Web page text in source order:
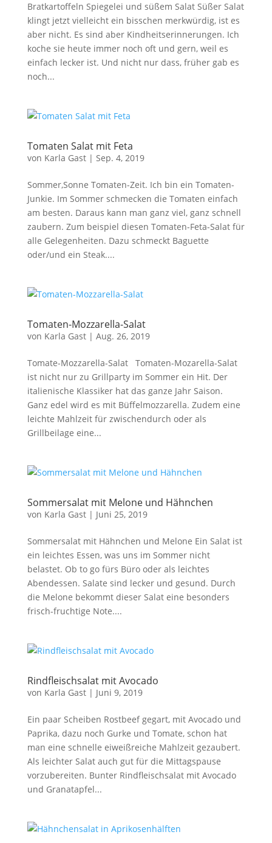
Bratkartoffeln Spiegelei und süßem Salat Süßer Salat
klingt jetzt vielleicht ein bisschen merkwürdig, ist es
aber nicht. Es sind aber Kindheitserinnerungen. Ich
koche sie heute immer noch oft und gern, weil es
einfach lecker ist. Und nicht nur dass, früher gab es
noch...
Tomaten Salat mit Feta
von Karla Gast| Sep. 4, 2019
Sommer,Sonne Tomaten-Zeit. Ich bin ein Tomaten-
Junkie. Im Sommer schmecken die Tomaten einfach
am besten. Daraus kann man ganz viel, ganz schnell
zaubern. Zum beispiel diesen Tomaten-Feta-Salat für
alle Gelegenheiten. Dazu schmeckt Baguette
oder/und ein Steak....
Tomaten-Mozzarella-Salat
von Karla Gast| Aug. 26, 2019
Tomate-Mozzarella-Salat Tomaten-Mozarella-Salat
ist nicht nur zu Grillparty im Sommer ein Hit. Der
italienische Klassiker hat das ganze Jahr Saison.
Ganz edel wird es mit Büffelmozzarella. Zudem eine
leichte Mahlzeit für zwischendurch oder als
Grillbeilage eine...
Sommersalat mit Melone und Hähnchen
von Karla Gast| Juni 25, 2019
Sommersalat mit Hähnchen und Melone Ein Salat ist
ein leichtes Essen, was uns im Sommer nicht
belastet. Ob to go fürs Büro oder als leichtes
Abendessen. Salate sind lecker und gesund. Durch
die Melone bekommt dieser Salat eine besonders
frisch-fruchtige Note....
Rindfleischsalat mit Avocado
von Karla Gast| Juni 9, 2019
Ein paar Scheiben Rostbeef gegart, mit Avocado und
Paprika, dazu noch Gurke und Tomate, schon hat
man eine schnelle eiweißreiche Mahlzeit gezaubert.
Als leichter Salat auch gut für die Mittagspause
vorzubereiten. Bunter Rindfleischsalat mit Avocado
und Granatapfel...